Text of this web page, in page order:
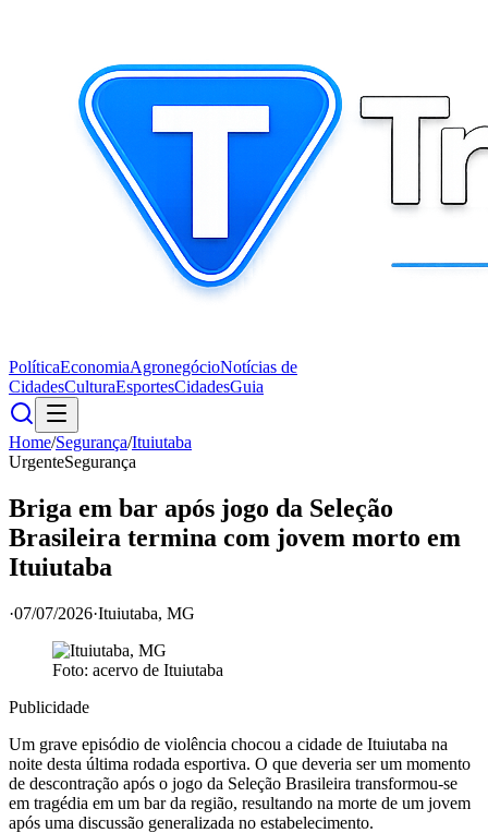
PolíticaEconomiaAgronegócioNotícias de
CidadesCulturaEsportesCidadesGuia
Home/Segurança/Ituiutaba
UrgenteSegurança
Briga em bar após jogo da Seleção
Brasileira termina com jovem morto em
Ituiutaba
·07/07/2026·Ituiutaba, MG
Foto: acervo de Ituiutaba
Publicidade
Um grave episódio de violência chocou a cidade de Ituiutaba na
noite desta última rodada esportiva. O que deveria ser um momento
de descontração após o jogo da Seleção Brasileira transformou-se
em tragédia em um bar da região, resultando na morte de um jovem
após uma discussão generalizada no estabelecimento.